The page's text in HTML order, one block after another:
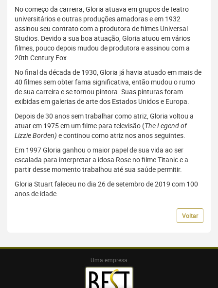
No começo da carreira, Gloria atuava em grupos de teatro
universitários e outras produções amadoras e em 1932
assinou seu contrato com a produtora de filmes Universal
Studios. Devido a sua boa atuação, Gloria atuou em vários
filmes, pouco depois mudou de produtora e assinou com a
20th Century Fox.
No final da década de 1930, Gloria já havia atuado em mais de
40 filmes sem obter fama significativa, então mudou o rumo
de sua carreira e se tornou pintora. Suas pinturas foram
exibidas em galerias de arte dos Estados Unidos e Europa.
Depois de 30 anos sem trabalhar como atriz, Gloria voltou a
atuar em 1975 em um filme para televisão (The Legend of
Lizzie Borden) e continou como atriz nos anos seguintes.
Em 1997 Gloria ganhou o maior papel de sua vida ao ser
escalada para interpretar a idosa Rose no filme Titanic e a
partir desse momento trabalhou até sua saúde permitir.
Gloria Stuart faleceu no dia 26 de setembro de 2019 com 100
anos de idade.
Voltar
Uma empresa